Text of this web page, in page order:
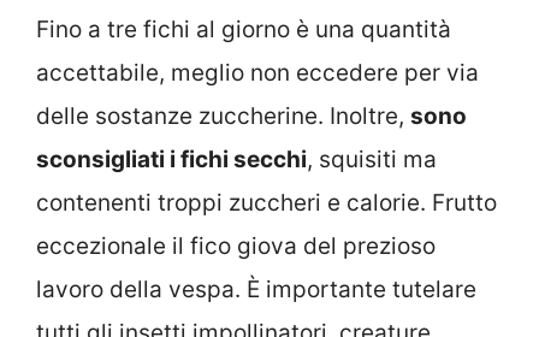
Fino a tre fichi al giorno è una quantità
accettabile, meglio non eccedere per via
delle sostanze zuccherine. Inoltre, sono
sconsigliati i fichi secchi, squisiti ma
contenenti troppi zuccheri e calorie. Frutto
eccezionale il fico giova del prezioso
lavoro della vespa. È importante tutelare